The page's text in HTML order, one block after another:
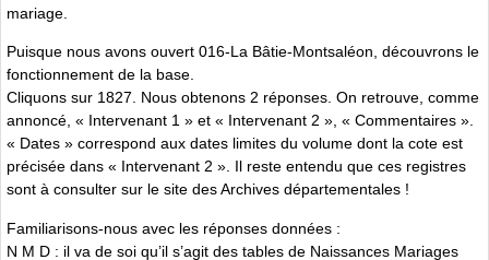
mariage.
Puisque nous avons ouvert 016-La Bâtie-Montsaléon, découvrons le
fonctionnement de la base.
Cliquons sur 1827. Nous obtenons 2 réponses. On retrouve, comme
annoncé, « Intervenant 1 » et « Intervenant 2 », « Commentaires ».
« Dates » correspond aux dates limites du volume dont la cote est
précisée dans « Intervenant 2 ». Il reste entendu que ces registres
sont à consulter sur le site des Archives départementales !
Familiarisons-nous avec les réponses données :
N M D : il va de soi qu’il s’agit des tables de Naissances Mariages